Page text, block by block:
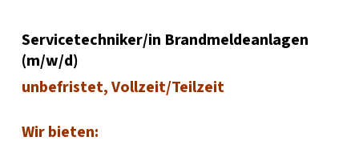
Servicetechniker/in Brandmeldeanlagen
(m/w/d)
unbefristet, Vollzeit/Teilzeit
Wir bieten: